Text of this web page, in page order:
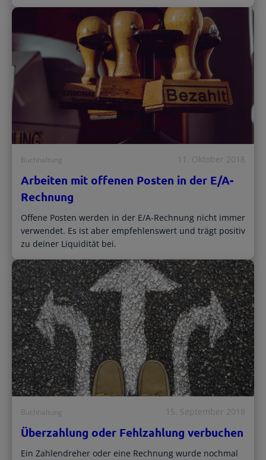
Buchhaltung 11. Oktober 2018
Arbeiten mit offenen Posten in der E/A-
Rechnung
Offene Posten werden in der E/A-Rechnung nicht immer
verwendet. Es ist aber empfehlenswert und trägt positiv
zu deiner Liquidität bei.
Buchhaltung 15. September 2018
Überzahlung oder Fehlzahlung verbuchen
Ein Zahlendreher oder eine Rechnung wurde nochmal